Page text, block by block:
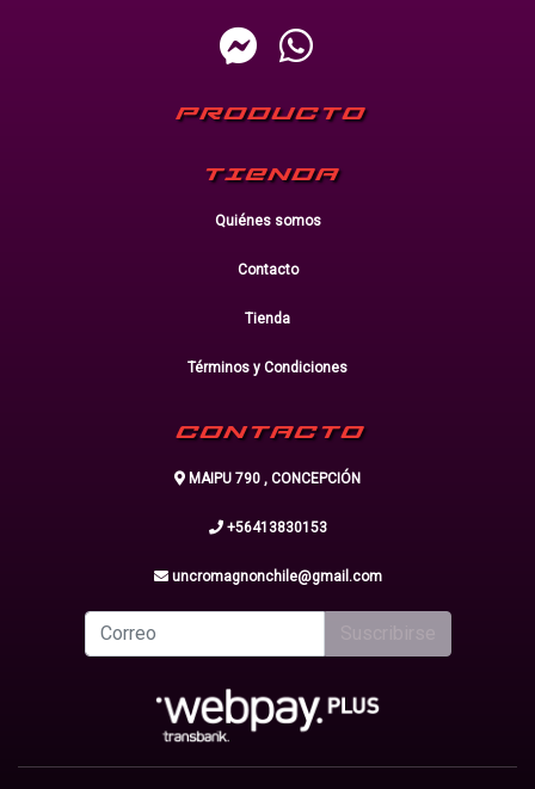
PRODUCTO
TIENDA
Quiénes somos
Contacto
Tienda
Términos y Condiciones
CONTACTO
MAIPU 790 , CONCEPCIÓN
+56413830153
uncromagnonchile@gmail.com